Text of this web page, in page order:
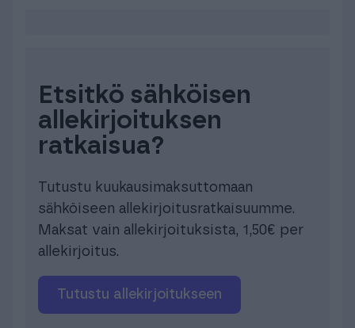
Etsitkö sähköisen
allekirjoituksen
ratkaisua?
Tutustu kuukausimaksuttomaan
sähköiseen allekirjoitusratkaisuumme.
Maksat vain allekirjoituksista, 1,50€ per
allekirjoitus.
Tutustu allekirjoitukseen